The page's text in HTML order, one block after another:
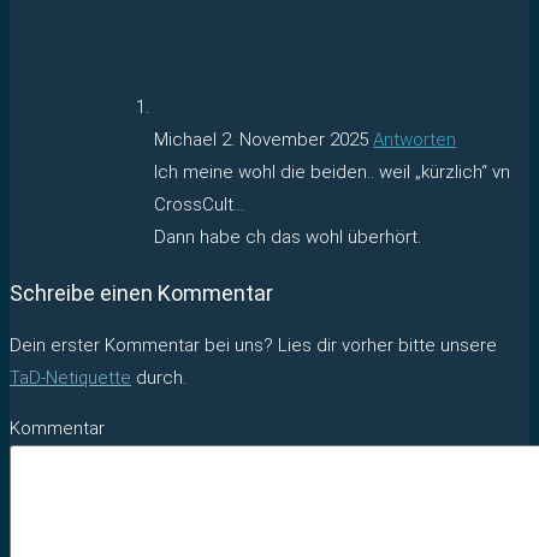
Michael 2. November 2025 Antworten
Ich meine wohl die beiden.. weil „kürzlich“ vn
CrossCult…
Dann habe ch das wohl überhört.
Schreibe einen Kommentar
Dein erster Kommentar bei uns? Lies dir vorher bitte unsere
TaD-Netiquette durch.
Kommentar